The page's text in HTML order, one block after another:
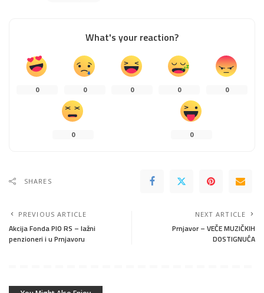
What's your reaction?
0 0 0 0 0
0 0
SHARES
PREVIOUS ARTICLE
Akcija Fonda PIO RS – lažni
penzioneri i u Prnjavoru
NEXT ARTICLE
Prnjavor – VEČE MUZIČKIH
DOSTIGNUĆA